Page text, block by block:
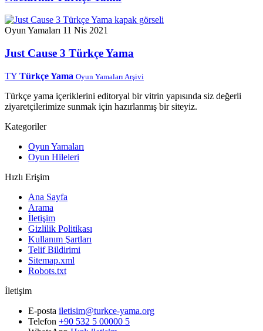
Oyun Yamaları 11 Nis 2021
Just Cause 3 Türkçe Yama
TY Türkçe Yama Oyun Yamaları Arşivi
Türkçe yama içeriklerini editoryal bir vitrin yapısında siz değerli
ziyaretçilerimize sunmak için hazırlanmış bir siteyiz.
Kategoriler
Oyun Yamaları
Oyun Hileleri
Hızlı Erişim
Ana Sayfa
Arama
İletişim
Gizlilik Politikası
Kullanım Şartları
Telif Bildirimi
Sitemap.xml
Robots.txt
İletişim
E-posta iletisim@turkce-yama.org
Telefon +90 532 5 00000 5